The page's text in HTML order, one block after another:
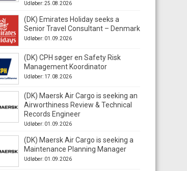
Udløber: 25.08.2026
(DK) Emirates Holiday seeks a
Senior Travel Consultant – Denmark
Udløber: 01.09.2026
(DK) CPH søger en Safety Risk
Management Koordinator
Udløber: 17.08.2026
(DK) Maersk Air Cargo is seeking an
Airworthiness Review & Technical
Records Engineer
Udløber: 01.09.2026
(DK) Maersk Air Cargo is seeking a
Maintenance Planning Manager
Udløber: 01.09.2026